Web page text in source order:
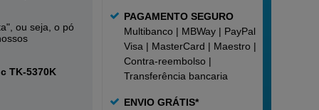
PAGAMENTO SEGURO
Multibanco | MBWay | PayPal |
Visa | MasterCard | Maestro |
Contra-reembolso |
Transferência bancaria
ENVIO GRÁTIS*
ou seja, o pó
TK-5370K